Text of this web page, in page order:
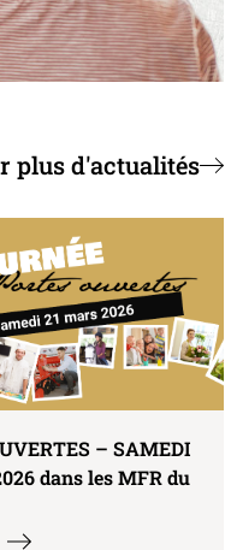
plus d'actualités
– SAMEDI
dans les MFR du